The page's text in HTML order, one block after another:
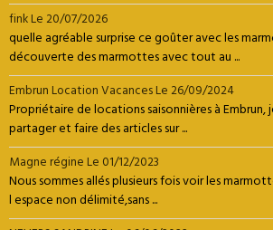
finkLe 20/07/2026
quelle agréable surprise ce goûter avec les
découverte des marmottes avec tout au ...
Embrun Location VacancesLe 26/09/2024
Propriétaire de locations saisonnières à Embrun,
partager et faire des articles sur ...
Magne régineLe 01/12/2023
Nous sommes allés plusieurs fois voir les
l espace non délimité,sans ...